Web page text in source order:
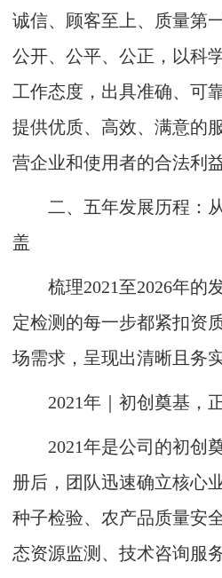
诚信、顾客至上、质量第
公开、公平、公正，以科
工作态度，出具准确、可
提供优质、高效、满意的
营企业和使用者的合法利益
二、五年发展历程：从
盖
梳理2021至2026年的
定检测的每一步都紧扣资
场需求，呈现出清晰且务
2021年｜初创奠基，
2021年是公司的初创
册后，团队迅速确立核心
种子检验、农产品质量安
态资源监测、技术咨询服